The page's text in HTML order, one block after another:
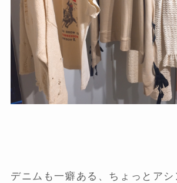
デニムも一癖ある、ちょっとア